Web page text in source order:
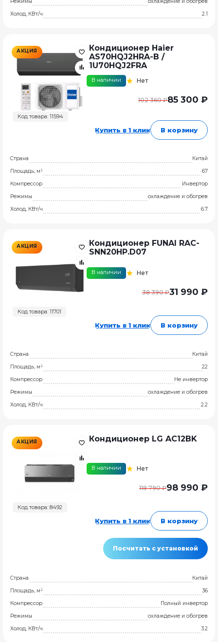
Холод, КВт/ч
2.1
АКЦИЯ
Код товара: 11594
Кондиционер Haier
AS70HQJ2HRA-B /
1U70HQJ2FRA
В наличии Нет
102 360 ₽85 300 ₽
Купить в 1 клик В корзину
Страна
Китай
Площадь, м²
67
Компрессор
Инвертор
Режимы
охлаждение и обогрев
Холод, КВт/ч
6.7
АКЦИЯ
Код товара: 11701
Кондиционер FUNAI RAC-
SNN20HP.D07
В наличии Нет
38 390 ₽31 990 ₽
Купить в 1 клик В корзину
Страна
Китай
Площадь, м²
22
Компрессор
Не инвертор
Режимы
охлаждение и обогрев
Холод, КВт/ч
2.2
АКЦИЯ
Код товара: 8492
Кондиционер LG AC12BK
В наличии Нет
118 790 ₽98 990 ₽
Купить в 1 клик В корзину
Посчитать с установкой
Страна
Китай
Площадь, м²
36
Компрессор
Полный инвертор
Режимы
охлаждение и обогрев
Холод, КВт/ч
3.2